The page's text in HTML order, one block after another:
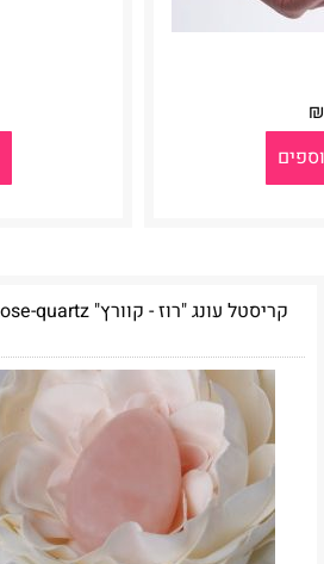
₪
קריסטל עונג "רוז - קוורץ" Rose-quartz